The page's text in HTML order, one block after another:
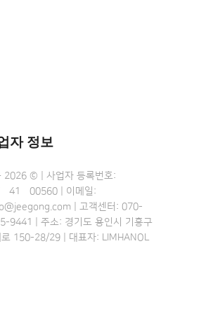
자 정보
2026 © | 사업자 등록번호:
| 이메일:
| 고객센터: 070-
9441 | 주소: 경기도 용인시 기흥구
로 150-28/29 | 대표자: LIMHANOL